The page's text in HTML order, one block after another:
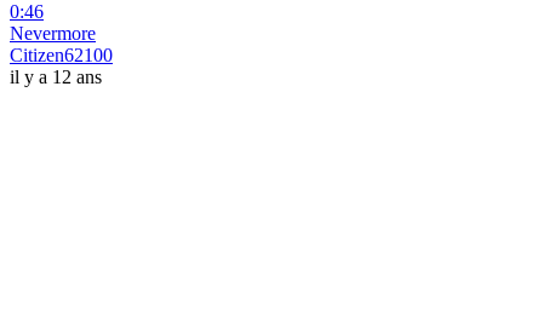
0:46
Nevermore
Citizen62100
il y a 12 ans